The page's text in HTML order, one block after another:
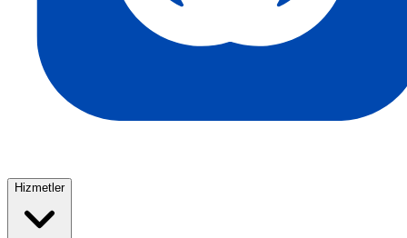
Hizmetler